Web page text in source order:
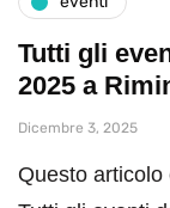
Tutti gli
2025 a
Dicembre 3, 2025
Questo